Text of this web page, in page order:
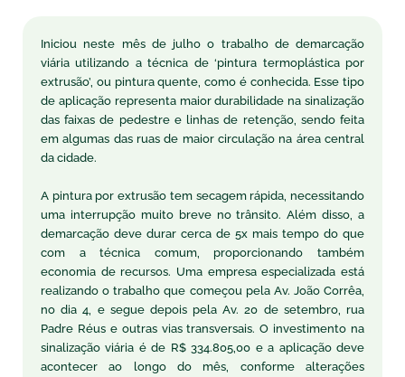
Iniciou neste mês de julho o trabalho de demarcação
viária utilizando a técnica de ‘pintura termoplástica por
extrusão’, ou pintura quente, como é conhecida. Esse tipo
de aplicação representa maior durabilidade na sinalização
das faixas de pedestre e linhas de retenção, sendo feita
em algumas das ruas de maior circulação na área central
da cidade.
A pintura por extrusão tem secagem rápida, necessitando
uma interrupção muito breve no trânsito. Além disso, a
demarcação deve durar cerca de 5x mais tempo do que
com a técnica comum, proporcionando também
economia de recursos. Uma empresa especializada está
realizando o trabalho que começou pela Av. João Corrêa,
no dia 4, e segue depois pela Av. 20 de setembro, rua
Padre Réus e outras vias transversais. O investimento na
sinalização viária é de R$ 334.805,00 e a aplicação deve
acontecer ao longo do mês, conforme alterações